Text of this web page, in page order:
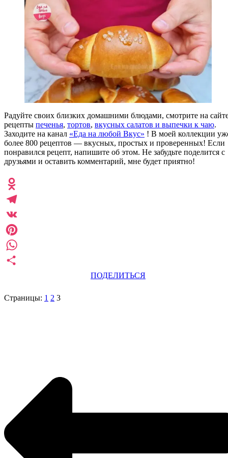
Радуйте своих близких домашними блюдами, смотрите на
рецепты печенья, тортов, вкусных салатов и выпечки к чаю.
Заходите на канал «Еда на любой Вкус» ! В моей коллекции
более 800 рецептов — вкусных, простых и проверенных! Если
понравился рецепт, напишите об этом. Не забудьте поделится с
друзьями и оставить комментарий, мне будет приятно!
ПОДЕЛИТЬСЯ
Страницы: 1 2 3